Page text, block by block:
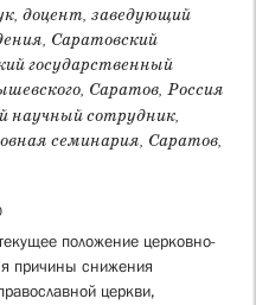
доцент, заведующий
Саратовский
государственный
Саратов, Россия
научный сотрудник,
семинария, Саратов,
положение церковно-
причины снижения
церкви,